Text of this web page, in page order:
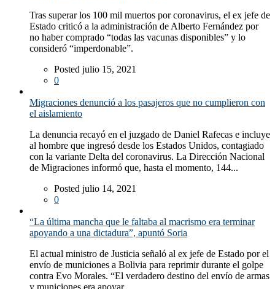
Tras superar los 100 mil muertos por coronavirus, el ex jefe de
Estado criticó a la administración de Alberto Fernández por
no haber comprado “todas las vacunas disponibles” y lo
consideró “imperdonable”.
Posted julio 15, 2021
0
Migraciones denunció a los pasajeros que no cumplieron con
el aislamiento
La denuncia recayó en el juzgado de Daniel Rafecas e incluye
al hombre que ingresó desde los Estados Unidos, contagiado
con la variante Delta del coronavirus. La Dirección Nacional
de Migraciones informó que, hasta el momento, 144...
Posted julio 14, 2021
0
“La última mancha que le faltaba al macrismo era terminar
apoyando a una dictadura”, apuntó Soria
El actual ministro de Justicia señaló al ex jefe de Estado por el
envío de municiones a Bolivia para reprimir durante el golpe
contra Evo Morales. “El verdadero destino del envío de armas
y municiones era apoyar...